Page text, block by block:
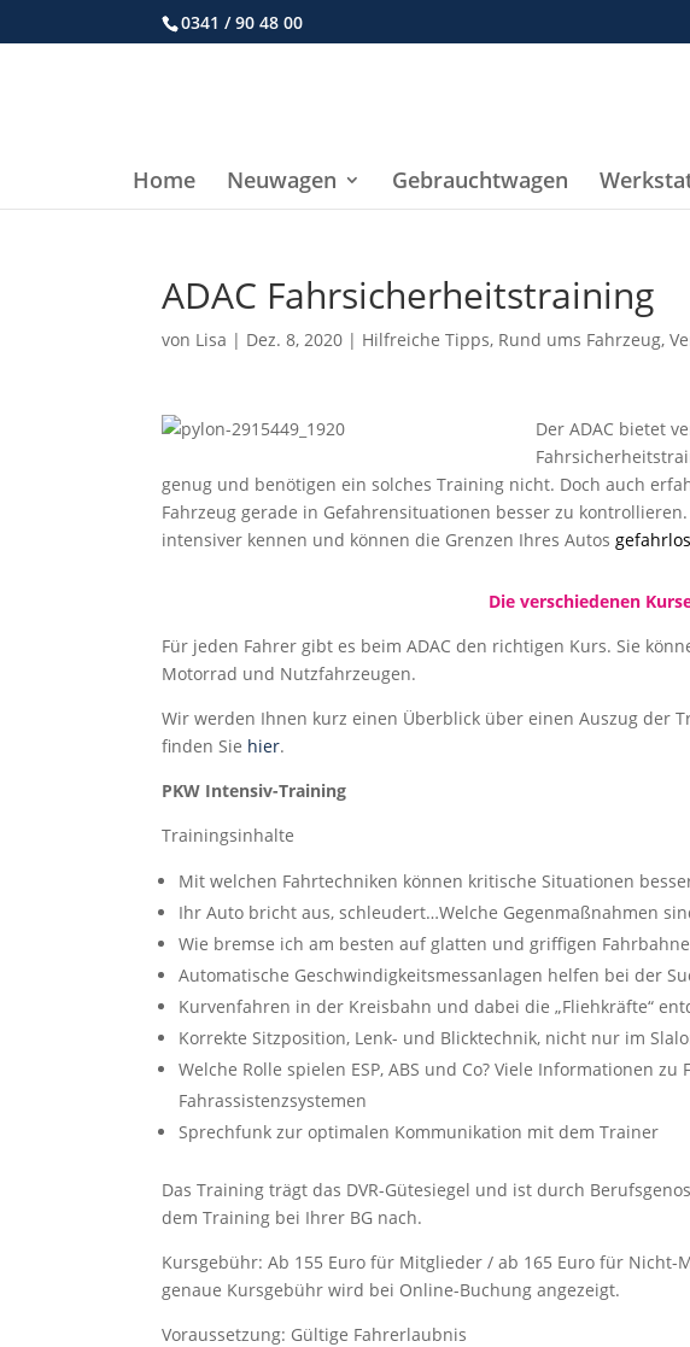
0341 / 90 48 00
Home Neuwagen Gebrauchtwagen
ADAC Fahrsicherheitstraining
von Lisa | Dez. 8, 2020 | Hilfreiche Tipps, Rund ums Fahrzeug,
Der ADAC bietet
genug und benötigen ein solches Training nicht. Doch auch
Fahrzeug gerade in Gefahrensituationen besser zu
intensiver kennen und können die Grenzen Ihres Autos
Die verschiedenen
Für jeden Fahrer gibt es beim ADAC den richtigen Kurs. Sie
Motorrad und Nutzfahrzeugen.
Wir werden Ihnen kurz einen Überblick über einen Auszug der
finden Sie hier.
PKW Intensiv-Training
Trainingsinhalte
Mit welchen Fahrtechniken können kritische Situationen
Ihr Auto bricht aus, schleudert…Welche Gegenmaßnahmen
Wie bremse ich am besten auf glatten und griffigen
Automatische Geschwindigkeitsmessanlagen helfen bei der
Kurvenfahren in der Kreisbahn und dabei die „Fliehkräfte“
Korrekte Sitzposition, Lenk- und Blicktechnik, nicht nur im
Welche Rolle spielen ESP, ABS und Co? Viele Informationen
Fahrassistenzsystemen
Sprechfunk zur optimalen Kommunikation mit dem Trainer
Das Training trägt das DVR-Gütesiegel und ist durch
dem Training bei Ihrer BG nach.
Kursgebühr:Ab 155 Euro für Mitglieder / ab 165 Euro für
genaue Kursgebühr wird bei Online-Buchung angezeigt.
Voraussetzung: Gültige Fahrerlaubnis